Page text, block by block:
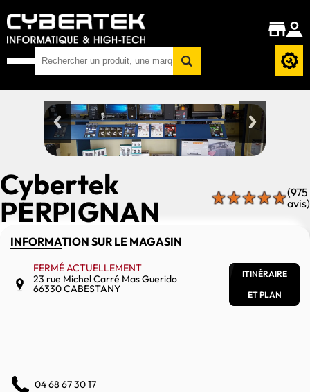
Cybertek
PERPIGNAN
(975
avis)
INFORMATION SUR LE MAGASIN
FERMÉ ACTUELLEMENT
23 rue Michel Carré Mas Guerido
66330 CABESTANY
ITINÉRAIRE
ET PLAN
04 68 67 30 17